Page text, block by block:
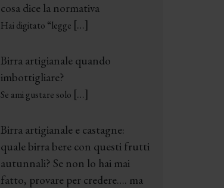
cosa dice la normativa
Hai digitato “legge […]
Birra artigianale quando
imbottigliare?
Se ami gustare solo […]
Birra artigianale e castagne:
quale birra bere con questi frutti
autunnali? Se non lo hai mai
fatto, provare per credere…. ma